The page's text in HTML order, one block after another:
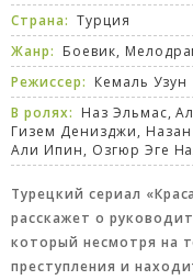
Страна: Турция
Жанр: Боевик,
Режиссер: Кемаль Узун
В ролях: Наз Эльмас,
Гизем Денизджи,
Али Ипин, Озгюр Эге
Турецкий сериал
расскажет о
который несмотря на
преступления и